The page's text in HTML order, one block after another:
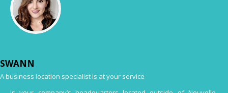
SWANN
A business location specialist is at your service